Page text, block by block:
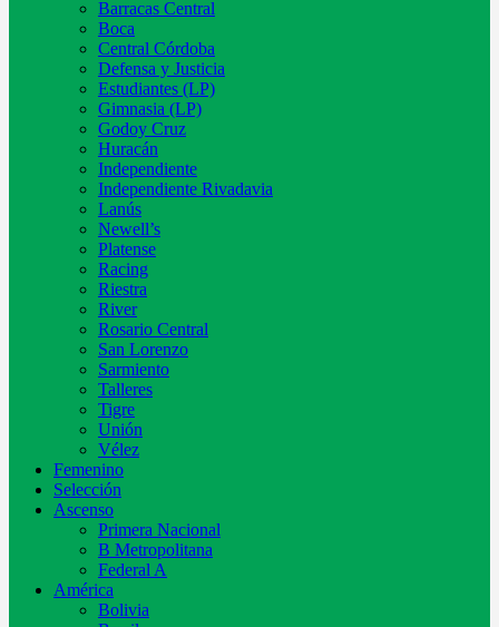
Barracas Central
Boca
Central Córdoba
Defensa y Justicia
Estudiantes (LP)
Gimnasia (LP)
Godoy Cruz
Huracán
Independiente
Independiente Rivadavia
Lanús
Newell’s
Platense
Racing
Riestra
River
Rosario Central
San Lorenzo
Sarmiento
Talleres
Tigre
Unión
Vélez
Femenino
Selección
Ascenso
Primera Nacional
B Metropolitana
Federal A
América
Bolivia